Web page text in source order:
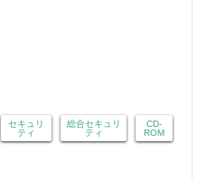
セキュリ
ティ
総合セキュリ
ティ
CD-
ROM